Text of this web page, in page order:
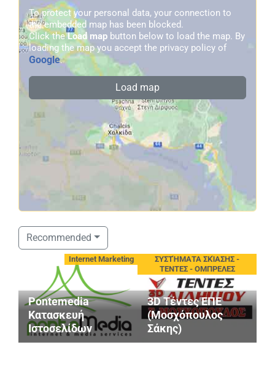
To protect your personal data, your connection to
the embedded map has been blocked.
Click theLoad map button below to load the map. By
loading the map you accept the privacy policy of
Google.
Load map
Recommended
Internet Marketing
Pontemedia
Κατασκευή
Ιστοσελίδων
ΣΥΣΤΉΜΑΤΑ ΣΚΊΑΣΗΣ -
ΤΕΝΤΕΣ - ΟΜΠΡΕΛΕΣ
3D Τέντες ΕΠΕ
(Μοσχόπουλος
Σάκης)